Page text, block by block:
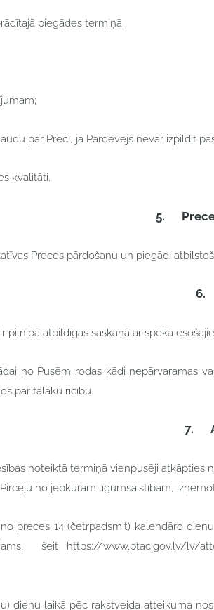
piegādes termiņā.
par Preci, ja Pārdevējs nevar izpildīt
kvalitāti.
5.
Preces pārdošanu un piegādi
pilnībā atbildīgas saskaņā ar spēkā
no Pusēm rodas kādi nepārvaramas
par tālāku rīcību.
7.
noteiktā termiņā vienpusēji
no jebkurām līgumsaistībām,
preces 14 (četrpadsmit) kalendāro
šeit https://www.ptac.gov.lv/lv/
dienu laikā pēc rakstveida atteikuma